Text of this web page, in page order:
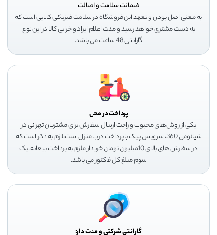
ضمانت سلامت و اصالت
به معنی اصل بودن و تعهد این فروشگاه در سلامت فیزیکی کالایی است که
به دست مشتری خواهد رسید و مدت اعلام ایراد و خرابی کالا در این نوع
گارانتی 48 ساعت می باشد.
پرداخت در محل
یکی از روش‌های محبوب و راحت ارسال سفارش برای مشتریان تهرانی در
شیائومی 360، سرویس پیک با پرداخت درب منزل است،لازم به ذکر است که
در سفارش های بالای 10میلیون تومان خریدار ملزم به پرداخت بیعانه، یک
سوم مبلغ کل فاکتور می باشد.
گارانتی شرکتی و مدت دار: